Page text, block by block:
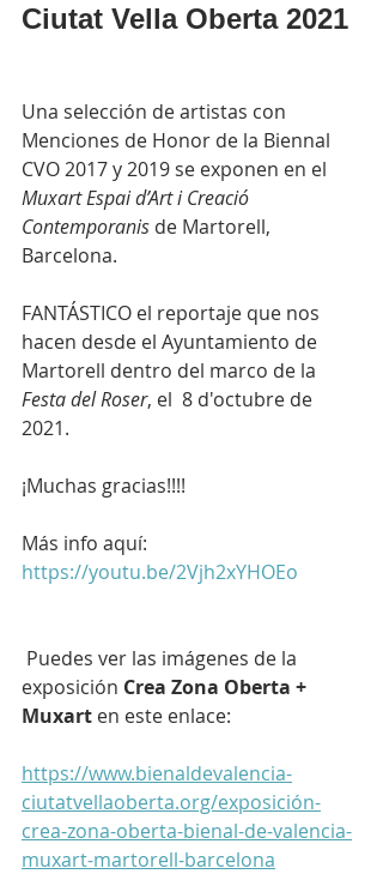
Ciutat Vella Oberta 2021
Una selección de artistas con
Menciones de Honor de la Biennal
CVO 2017 y 2019 se exponen en el
Muxart Espai d’Art i Creació
Contemporanis de Martorell,
Barcelona.
FANTÁSTICO el reportaje que nos
hacen desde el Ayuntamiento de
Martorell dentro del marco de la
Festa del Roser, el  8 d'octubre de
2021.
¡Muchas gracias!!!!
Más info aquí:
https://youtu.be/2Vjh2xYHOEo
exposición Crea Zona Oberta +
Muxart en este enlace:
https://www.bienaldevalencia-
ciutatvellaoberta.org/exposición-
crea-zona-oberta-bienal-de-valencia-
muxart-martorell-barcelona